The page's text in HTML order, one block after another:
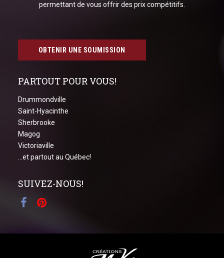
permettant de vous offrir des prix compétitifs.
OBTENIR UNE SOUMISSION
PARTOUT POUR VOUS!
Drummondville
Saint-Hyacinthe
Sherbrooke
Magog
Victoriaville
...et partout au Québec!
SUIVEZ-NOUS!